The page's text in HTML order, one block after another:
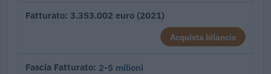
Fatturato 3.353.002 euro (2021)
Acquista bilancio
Fascia Fatturato 2-5 milioni